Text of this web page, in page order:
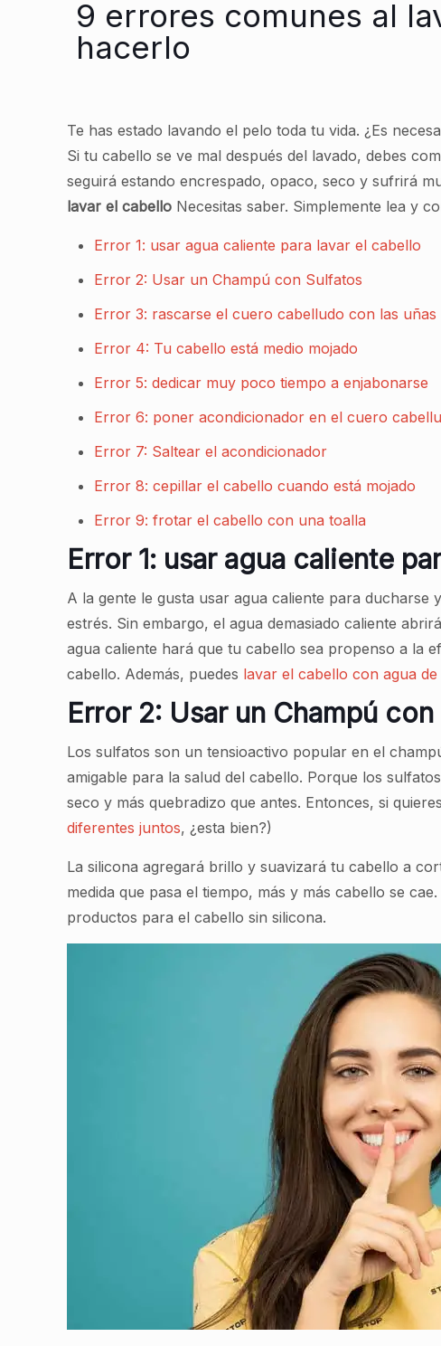
9 errores comunes al
hacerlo
Te has estado lavando el pelo toda tu vida. ¿Es
Si tu cabello se ve mal después del lavado, debes
seguirá estando encrespado, opaco, seco y sufrirá
lavar el cabello Necesitas saber. Simplemente lea y
Error 1: usar agua caliente para lavar el cabello
Error 2: Usar un Champú con Sulfatos
Error 3: rascarse el cuero cabelludo con las uñas
Error 4: Tu cabello está medio mojado
Error 5: dedicar muy poco tiempo a enjabonarse
Error 6: poner acondicionador en el cuero
Error 7: Saltear el acondicionador
Error 8: cepillar el cabello cuando está mojado
Error 9: frotar el cabello con una toalla
Error 1: usar agua caliente
A la gente le gusta usar agua caliente para
estrés. Sin embargo, el agua demasiado caliente
agua caliente hará que tu cabello sea propenso a la
cabello. Además, puedes lavar el cabello con agua
Error 2: Usar un Champú
Los sulfatos son un tensioactivo popular en el
amigable para la salud del cabello. Porque los
seco y más quebradizo que antes. Entonces, si
diferentes juntos, ¿esta bien?)
La silicona agregará brillo y suavizará tu cabello a
medida que pasa el tiempo, más y más cabello se
productos para el cabello sin silicona.